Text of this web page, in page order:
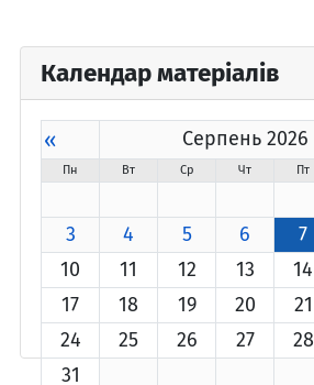
Календар матеріалів
« Серпень 2026
Пн Вт Ср Чт Пт
3
4 5 6 7
10
11 12 13 14
17
18 19 20 21
24
25 26 27 28
31